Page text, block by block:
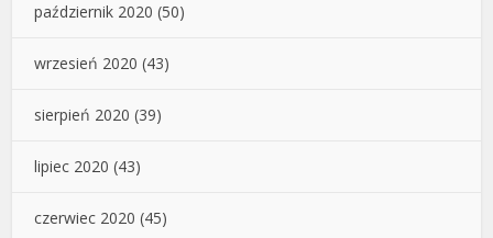
październik 2020 (50)
wrzesień 2020 (43)
sierpień 2020 (39)
lipiec 2020 (43)
czerwiec 2020 (45)